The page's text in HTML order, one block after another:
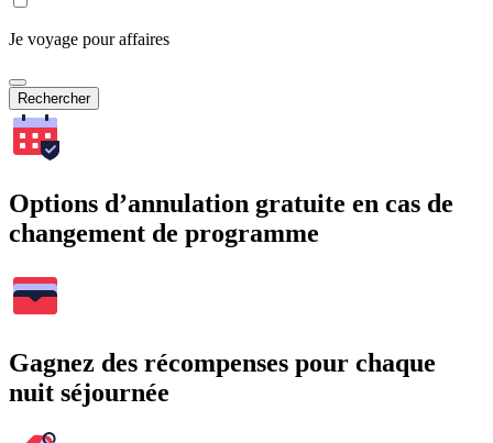
Je voyage pour affaires
Rechercher
Options d’annulation gratuite en cas de
changement de programme
Gagnez des récompenses pour chaque
nuit séjournée